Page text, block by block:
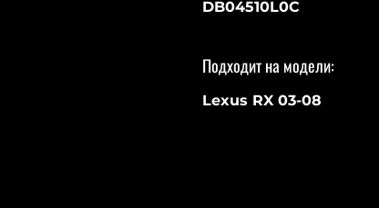
DB04510L0C
Подходит на модели:
Lexus RX 03-08